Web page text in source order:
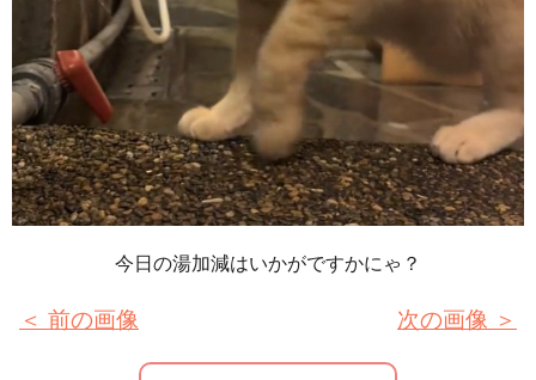
今日の湯加減はいかがですかにゃ？
＜ 前の画像 次の画像 ＞